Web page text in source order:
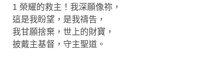
1 榮耀的救主！我深願像祢，
這是我盼望，是我禱告，
我甘願捨棄，世上的財寶，
披戴主基督，守主聖道。